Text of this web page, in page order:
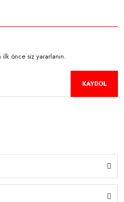
önce siz yararlanın.
KAYDOL